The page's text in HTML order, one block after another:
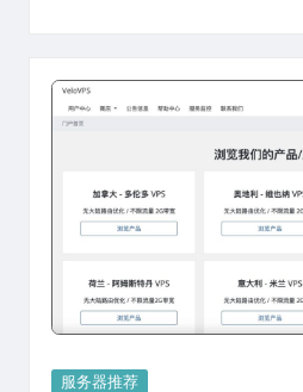
Posted
服务器推荐